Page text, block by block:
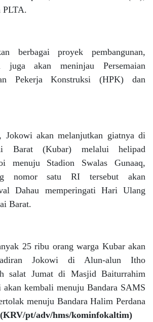
PLTA.
berbagai proyek pembangunan,
juga akan meninjau Persemaian
Pekerja Konstruksi (HPK) dan
akan melanjutkan giatnya di
Barat (Kubar) melalui helipad
menuju Stadion Swalas Gunaaq,
nomor satu RI tersebut akan
Dahau memperingati Hari Ulang
Barat.
25 ribu orang warga Kubar akan
Jokowi di Alun-alun Itho
salat Jumat di Masjid Baiturrahim
akan kembali menuju Bandara SAMS
menuju Bandara Halim Perdana
(KRV/pt/adv/hms/kominfokaltim)